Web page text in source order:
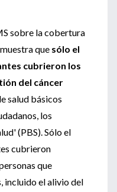
sobre la cobertura
que sólo el
cubrieron los
del cáncer
salud básicos
los
(PBS). Sólo el
cubrieron
que
incluido el alivio del